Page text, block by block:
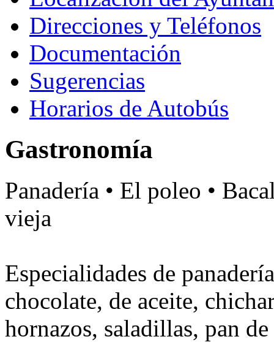
Direcciones y Teléfonos
Documentación
Sugerencias
Horarios de Autobús
Gastronomía
Panadería • El poleo •
vieja
Especialidades de
chocolate, de aceite,
hornazos, saladillas, pan